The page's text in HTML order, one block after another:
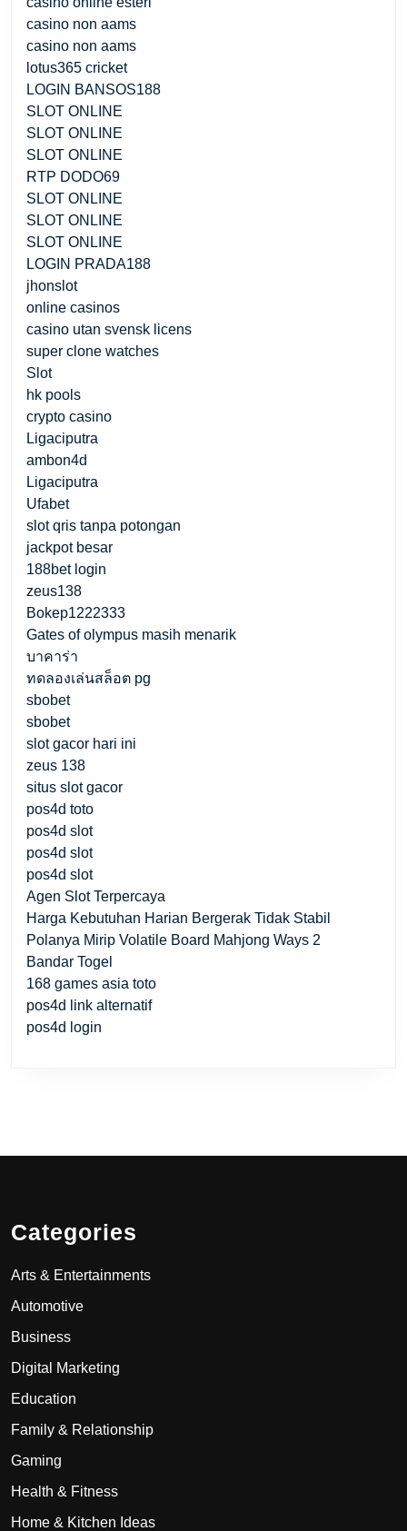
casino non aams
casino non aams
lotus365 cricket
LOGIN BANSOS188
SLOT ONLINE
SLOT ONLINE
SLOT ONLINE
RTP DODO69
SLOT ONLINE
SLOT ONLINE
SLOT ONLINE
LOGIN PRADA188
jhonslot
online casinos
casino utan svensk licens
super clone watches
Slot
hk pools
crypto casino
Ligaciputra
ambon4d
Ligaciputra
Ufabet
slot qris tanpa potongan
jackpot besar
188bet login
zeus138
Bokep1222333
Gates of olympus masih menarik
บาคาร่า
ทดลองเล่นสล็อต pg
sbobet
sbobet
slot gacor hari ini
zeus 138
situs slot gacor
pos4d toto
pos4d slot
pos4d slot
pos4d slot
Agen Slot Terpercaya
Harga Kebutuhan Harian Bergerak Tidak Stabil
Polanya Mirip Volatile Board Mahjong Ways 2
Bandar Togel
168 games asia toto
pos4d link alternatif
pos4d login
Categories
Arts & Entertainments
Automotive
Business
Digital Marketing
Education
Family & Relationship
Gaming
Health & Fitness
Home & Kitchen Ideas